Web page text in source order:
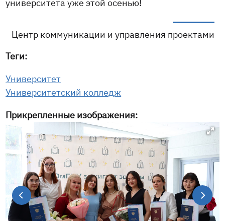
университета уже этой осенью!
Центр коммуникации и управления проектами
Теги:
Университет
Университетский колледж
Прикрепленные изображения: